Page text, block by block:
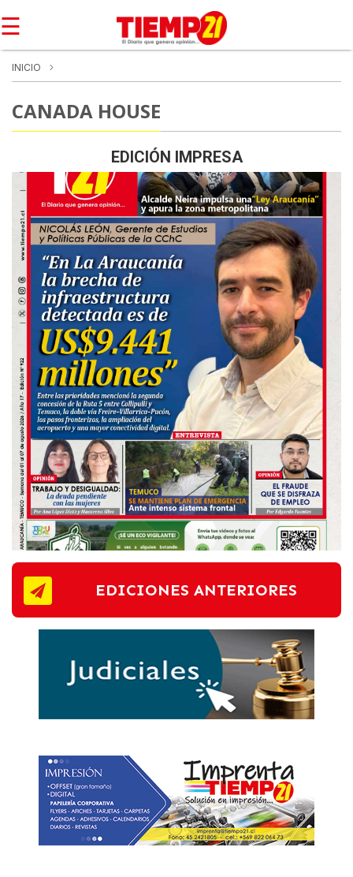
☰
INICIO
CANADA HOUSE
EDICIÓN IMPRESA
EDICIONES ANTERIORES